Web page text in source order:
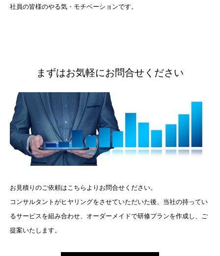
社員の皆様のやる気・モチベーションです。
まずはお気軽にお問合せください
お見積りのご依頼はこちらよりお問合せください。
コンサルタントがヒヤリングをさせていただいた後、当社の持ってい
るサービスを組み合わせ、オーダーメイドで研修プランを作成し、ご
提案いたします。